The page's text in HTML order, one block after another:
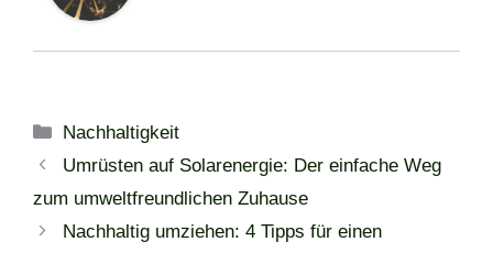
Kategorien
Nachhaltigkeit
Umrüsten auf Solarenergie: Der einfache Weg
zum umweltfreundlichen Zuhause
Nachhaltig umziehen: 4 Tipps für einen